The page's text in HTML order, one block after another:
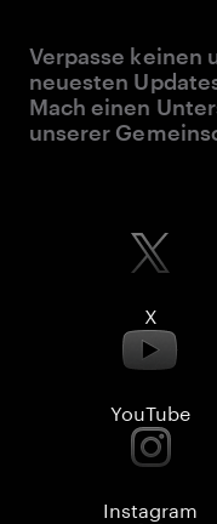
Verpasse keinen
neuesten
Mach einen
unserer
X
YouTube
Instagram